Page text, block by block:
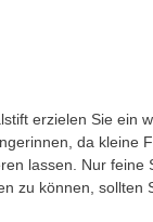
erzielen Sie ein
da kleine
lassen. Nur feine
zu können, sollten